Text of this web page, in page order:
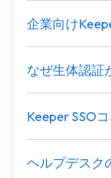
企業向け
なぜ生体認証
Keeper SSO
ヘルプデスク